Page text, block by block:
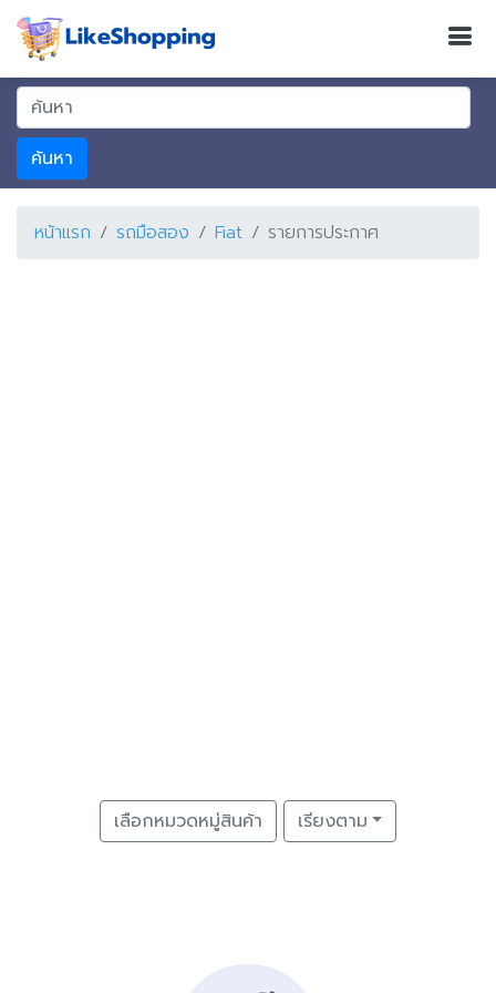
ค้นหา
หน้าแรก รถมือสอง Fiat รายการประกาศ
เลือกหมวดหมู่สินค้า เรียงตาม